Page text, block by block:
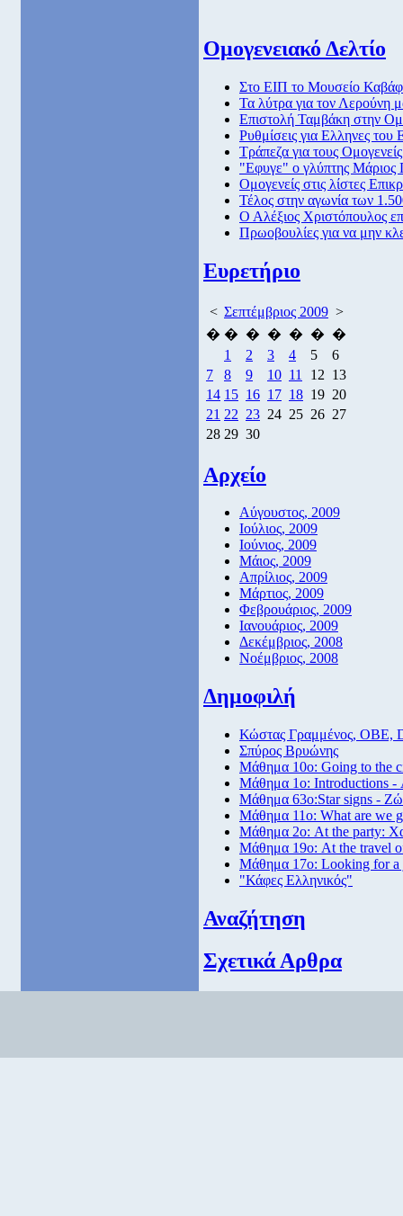
Ομογενειακό Δελτίο
Στο ΕΙΠ το Μουσείο
Τα λύτρα για τον Λερούνη
Επιστολή Ταμβάκη στην
Ρυθμίσεις για Ελληνες του
Τράπεζα για τους Ομογενείς
"Εφυγε" ο γλύπτης Μάριος
Ομογενείς στις λίστες
Τέλος στην αγωνία των
Ο Αλέξιος Χριστόπουλος
Πρωοβουλίες για να μην
Ευρετήριο
< Σεπτέμβριος 2009 >
� � � � � � �
1
2 3 4 5
6
7
8 9 10 11 12 13
14 15 16 17 18 19 20
21 22 23 24 25 26 27
28 29 30
Αρχείο
Αύγουστος, 2009
Ιούλιος, 2009
Ιούνιος, 2009
Μάιος, 2009
Απρίλιος, 2009
Μάρτιος, 2009
Φεβρουάριος, 2009
Ιανουάριος, 2009
Δεκέμβριος, 2008
Νοέμβριος, 2008
Δημοφιλή
Κώστας Γραμμένος, ΟΒΕ,
Σπύρος Βρυώνης
Μάθημα 10ο: Going to the
Μάθημα 1ο: Introductions -
Μάθημα 63ο:Star signs -
Μάθημα 11ο: What are we
Μάθημα 2ο: At the party:
Μάθημα 19ο: At the travel
Μάθημα 17ο: Looking for a
"Κάφες Ελληνικός"
Αναζήτηση
Σχετικά Αρθρα